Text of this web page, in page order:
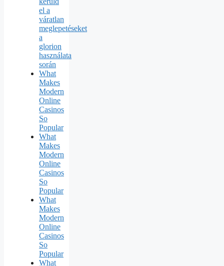
el a
váratlan
meglepetéseket
a
glorion
használata
során
What
Makes
Modern
Online
Casinos
So
Popular
What
Makes
Modern
Online
Casinos
So
Popular
What
Makes
Modern
Online
Casinos
So
Popular
What